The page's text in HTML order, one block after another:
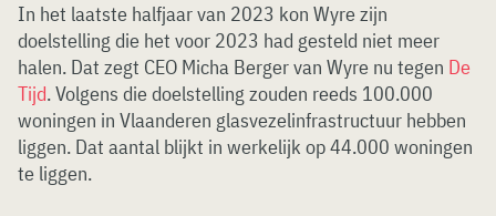
In het laatste halfjaar van 2023 kon Wyre zijn
doelstelling die het voor 2023 had gesteld niet meer
halen. Dat zegt CEO Micha Berger van Wyre nu tegen De
Tijd. Volgens die doelstelling zouden reeds 100.000
woningen in Vlaanderen glasvezelinfrastructuur hebben
liggen. Dat aantal blijkt in werkelijk op 44.000 woningen
te liggen.